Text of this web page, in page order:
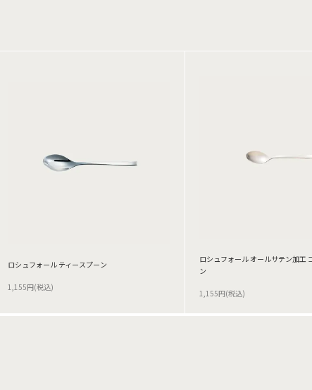
ロシュフォール ティースプーン
1,155円(税込)
ロシュフォール オールサテン加工
ン
1,155円(税込)